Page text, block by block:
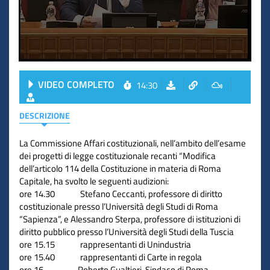
VIDEO COMPLETO 14:30
DESCRIZIONE
La Commissione Affari costituzionali, nell’ambito dell’esame
dei progetti di legge costituzionale recanti “Modifica
dell’articolo 114 della Costituzione in materia di Roma
Capitale, ha svolto le seguenti audizioni:
ore 14.30 Stefano Ceccanti, professore di diritto
costituzionale presso l’Università degli Studi di Roma
“Sapienza”, e Alessandro Sterpa, professore di istituzioni di
diritto pubblico presso l’Università degli Studi della Tuscia
ore 15.15 rappresentanti di Unindustria
ore 15.40 rappresentanti di Carte in regola